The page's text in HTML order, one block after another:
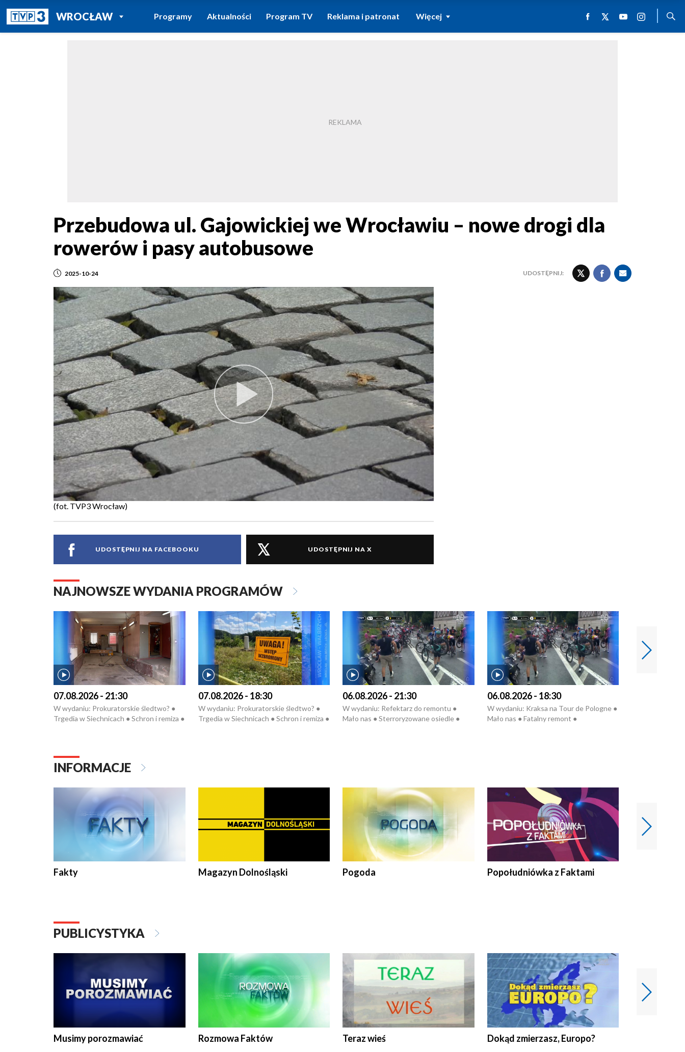
WROCŁAWPOWRÓT DO
TVP REGIONY
Programy Aktualności Program TV Reklama i patronat Więcej
Przebudowa ul. Gajowickiej we Wrocławiu – nowe drogi dla
rowerów i pasy autobusowe
2025-10-24 UDOSTĘPNIJ:
(fot. TVP3 Wrocław)
UDOSTĘPNIJ NA FACEBOOKU UDOSTĘPNIJ NA X
NAJNOWSZE WYDANIA PROGRAMÓW
07.08.2026 - 21:30
W wydaniu: Prokuratorskie śledtwo? ●
Trgedia w Siechnicach ● Schron i remiza ●
● Odbudowa po powodzi ● Filmowy
Lubomierz
07.08.2026 - 18:30
W wydaniu: Prokuratorskie śledtwo? ●
Trgedia w Siechnicach ● Schron i remiza ●
06.08.2026 - 21:30
W wydaniu: Refektarz do remontu ●
Mało nas ● Sterroryzowane osiedle ●
06.08.2026 - 18:30
W wydaniu: Kraksa na Tour de Pologne ●
Mało nas ● Fatalny remont ●
INFORMACJE
Fakty Magazyn Dolnośląski Pogoda Popołudniówka z Faktami
PUBLICYSTYKA
Musimy porozmawiać Rozmowa Faktów Teraz wieś Dokąd zmierzasz, Europo?